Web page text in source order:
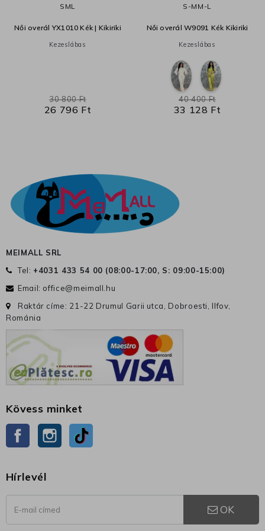
S ML
Női overál YX1010 Kék | Kikiriki
Kezeslábas
26 796 Ft
30 800 Ft
S-M M-L
Női overál W9091 Kék Kikiriki
Kezeslábas
33 128 Ft
40 400 Ft
MEIMALL SRL
Tel: +4031 433 54 00 (08:00-17:00, S: 09:00-15:00)
Email: office@meimall.hu
Raktár címe: 21-22 Drumul Garii utca, Dobroesti, Ilfov,
Románia
Kövess minket
Facebook Instagram
Hírlevél
OK